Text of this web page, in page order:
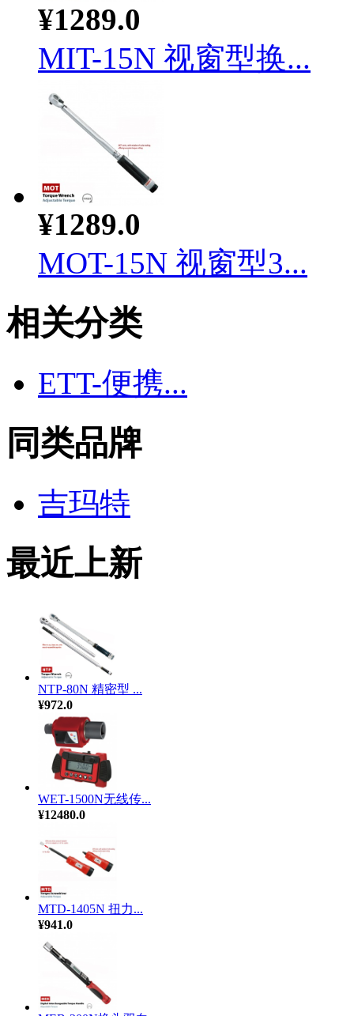
¥1289.0
MIT-15N 视窗型换...
¥1289.0
MOT-15N 视窗型3...
相关分类
ETT-便携...
同类品牌
吉玛特
最近上新
NTP-80N 精密型 ...
¥972.0
WET-1500N无线传...
¥12480.0
MTD-1405N 扭力...
¥941.0